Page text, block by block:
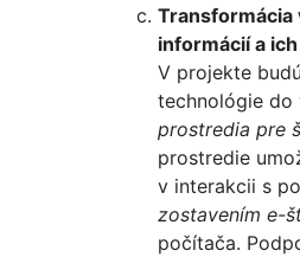
Transformácia
informácií a
V projekte
technológie do
prostredia pre
prostredie
v interakcii s
zostavením e-
počítača.